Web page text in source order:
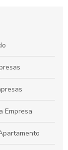
os
para Seu
Empresa